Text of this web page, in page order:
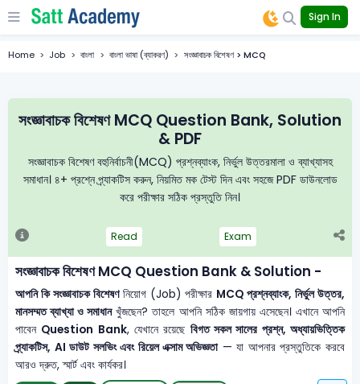
Sign In
Home Job বাংলা বাংলা ভাষা (ব্যাকরণ) সংজ্ঞাবাচক বিশেষণ > MCQ
সংজ্ঞাবাচক বিশেষণ MCQ Question Bank, Solution
& PDF
সংজ্ঞাবাচক বিশেষণ বহুনির্বাচনী(MCQ) প্রশ্নব্যাংক, নির্ভুল উত্তরমালা ও ব্যাখ্যাসহ
সমাধান। ৪+ প্রশ্নে প্র্যাকটিস করুন, নিয়মিত মক টেস্ট দিন এবং সহজে PDF ডাউনলোড
করে পরীক্ষার সঠিক প্রস্তুতি নিন।
Read Exam
সংজ্ঞাবাচক বিশেষণ MCQ Question Bank & Solution -
আপনি কি সংজ্ঞাবাচক বিশেষণনিয়োগ (Job) পরীক্ষার MCQ প্রশ্নব্যাংক, নির্ভুল উত্তর,
মানসম্মত ব্যাখ্যা ও সমাধানখুঁজছেন? তাহলে আপনি সঠিক জায়গায় এসেছেন। এখানে আপনি
পাবেন Question Bank, যেখানে রয়েছে বিগত সকল সালের প্রশ্ন, অধ্যায়ভিত্তিক
প্র্যাকটিস, AI ডাউট সলভিং এবং রিয়েল এক্সাম অভিজ্ঞতা— যা আপনার প্রস্তুতিকে করবে
আরও দ্রুত, স্মার্ট এবং কার্যকর।